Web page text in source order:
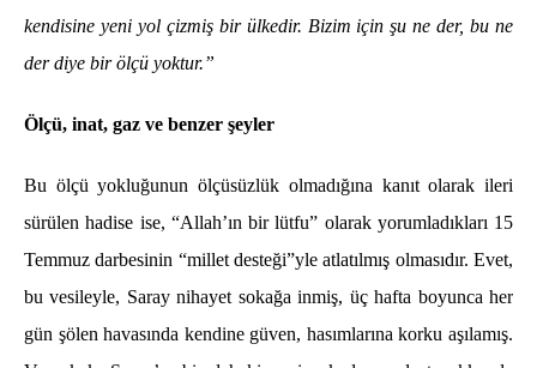
kendisine yeni yol çizmiş bir ülkedir. Bizim için şu ne der, bu ne
der diye bir ölçü yoktur.”
Ölçü, inat, gaz ve benzer şeyler
Bu ölçü yokluğunun ölçüsüzlük olmadığına kanıt olarak ileri
sürülen hadise ise, “Allah’ın bir lütfu” olarak yorumladıkları 15
Temmuz darbesinin “millet desteği”yle atlatılmış olmasıdır. Evet,
bu vesileyle, Saray nihayet sokağa inmiş, üç hafta boyunca her
gün şölen havasında kendine güven, hasımlarına korku aşılamış.